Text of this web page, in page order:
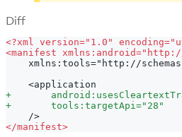
Diff
<?xml version="1.0"
<manifest
xmlns:tools="http://
   <application
+
+
       tools:targetApi="28"
   />
</manifest>